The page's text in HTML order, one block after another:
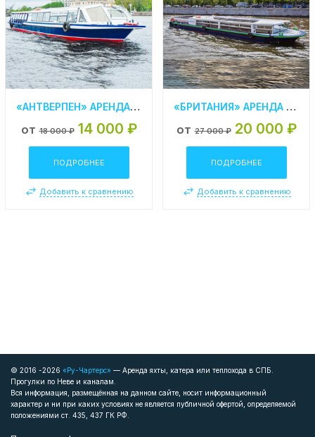
«АНТВЕРПЕН» АРЕНДА ТЕПЛОХОДА В СПБ
от 18 000 ₽ 14 000 ₽
ПОДРОБНЕЕ
Добавить к сравнению
«БРИТАНИЯ» АРЕНДА ТЕПЛОХОДА В СПБ
от 27 000 ₽ 20 000 ₽
ПОДРОБНЕЕ
Добавить к сравнению
© 2016 -2026 «Ру-Чартерс» — Аренда яхты, катера или теплохода в СПБ.
Прогулки по Неве и каналам.
Вся информация, размещённая на данном сайте, носит информационный
характер и ни при каких условиях не является публичной офертой, определяемой
положениями ст. 435, 437 ГК РФ.